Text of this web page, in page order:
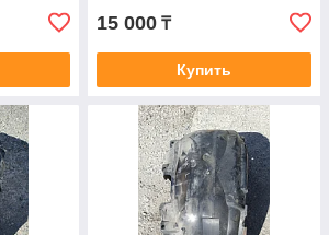
15 000 ₸
Купить